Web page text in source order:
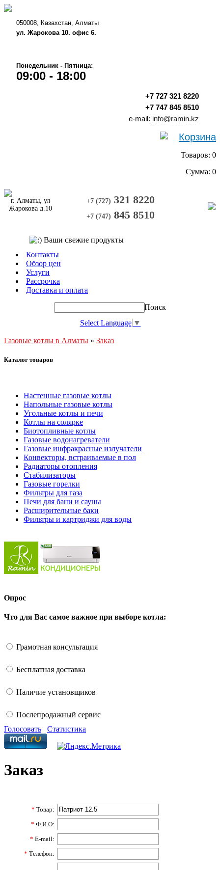
050008, Казахстан, Алматы
ул. Жарокова 10. офис 6.
Понедельник - Пятница:
09:00 - 18:00
+7 727 321 8220
+7 747 845 8510
e-mail: info@ramin.kz
Корзина
Товаров: 0
Сумма: 0
+7 (727) 321 8220
+7 (747) 845 8510
г. Алматы, ул
Жарокова д.10
Контакты
Обзор цен
Услуги
Рассрочка
Доставка и оплата
Поиск
Select Language ▼
Газовые котлы в Алматы » Заказ
Каталог товаров
Настенные газовые котлы
Напольные газовые котлы
Угольные котлы и печи
Котлы на солярке
Биотопливные котлы
Газовые водонагреватели
Газовые инфракрасные излучатели
Конвекторы, встраиваемые в пол
Радиаторы отопления
Стабилизаторы
Газовые горелки
Фильтры для газа
Печи для бани и сауны
Расширительные баки
Фильтры и картриджи для воды
Опрос
Что для Вас самое важное при выборе котла:
Грамотная консультация
Бесплатная доставка
Наличие установщиков
Послепродажный сервис
Голосовать
Статистика
Заказ
* Товар:
* Ф.И.О:
* E-mail:
* Телефон: